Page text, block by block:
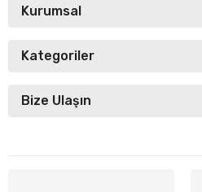
Kurumsal
Kategoriler
Bize Ulaşın